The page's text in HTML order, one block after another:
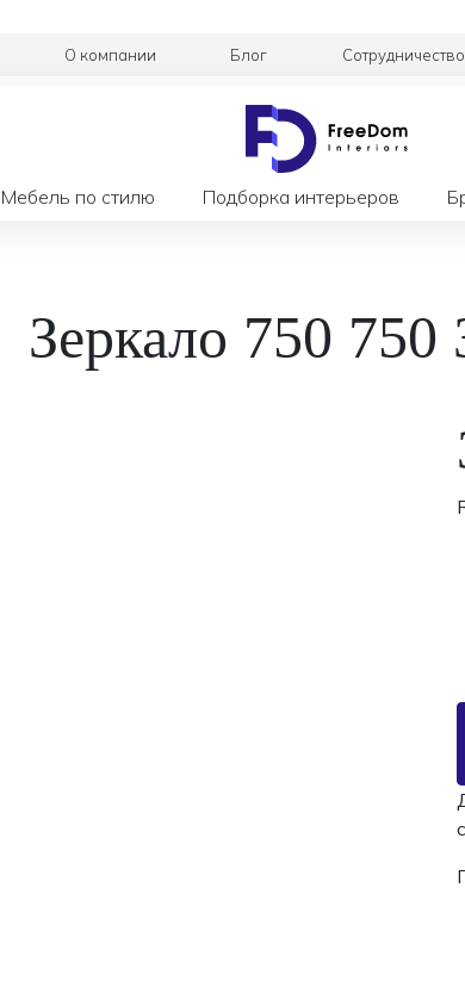
О компании Блог Сотрудничество
Мебель по стилю Подборка интерьеров
Зеркало 750 750